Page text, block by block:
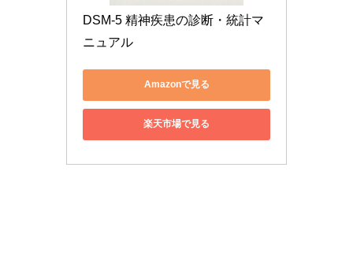
DSM-5 精神疾患の診断・統計マ
ニュアル
Amazonで見る
楽天市場で見る